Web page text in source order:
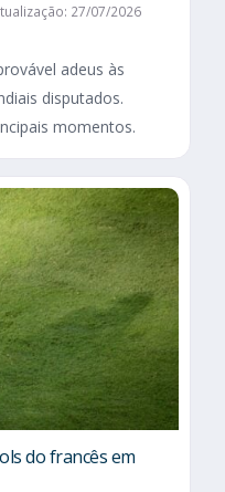
27/07/2026
adeus às
disputados.
momentos.
do francês em